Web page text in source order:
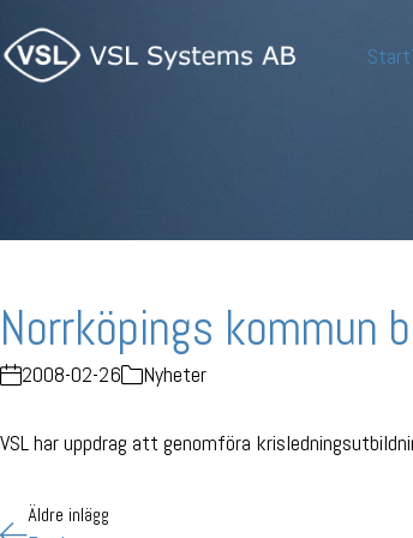
Start
Norrköpings kommun
2008-02-26 Nyheter
VSL har uppdrag att genomföra
Äldre inlägg